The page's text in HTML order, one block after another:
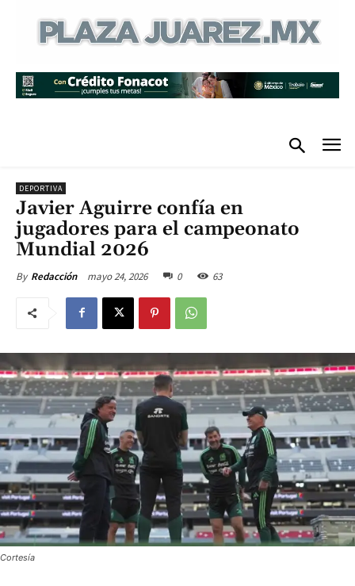
DEPORTIVA
Javier Aguirre confía en
jugadores para el campeonato
Mundial 2026
By Redacción mayo 24, 2026 0 63
Cortesía